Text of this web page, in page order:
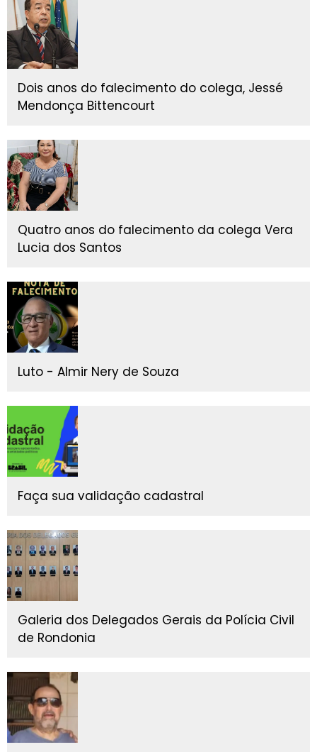
Dois anos do falecimento do colega, Jessé
Mendonça Bittencourt
Quatro anos do falecimento da colega Vera
Lucia dos Santos
Luto - Almir Nery de Souza
Faça sua validação cadastral
Galeria dos Delegados Gerais da Polícia Civil
de Rondonia